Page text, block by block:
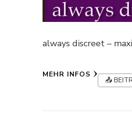
always discreet –
MEHR INFOS
📤